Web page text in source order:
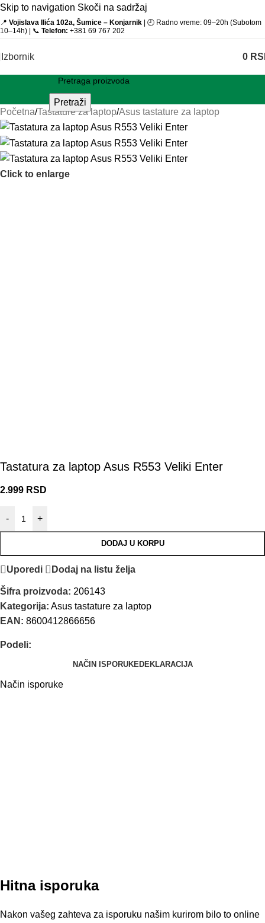
Skip to navigation Skoči na sadržaj
📍 Vojislava Ilića 102a, Šumice – Konjarnik | 🕘 Radno vreme: 09–20h (Subotom
10–14h) | 📞 Telefon: +381 69 767 202
Izbornik 0
Pretraži
Početna/Tastature za laptop/Asus tastature za laptop
Click to enlarge
Tastatura za laptop Asus R553 Veliki Enter
2.999 RSD
- +
DODAJ U KORPU
Uporedi Dodaj na listu želja
Šifra proizvoda: 206143
Kategorija: Asus tastature za laptop
EAN: 8600412866656
Podeli:
NAČIN ISPORUKE DEKLARACIJA
Način isporuke
Hitna isporuka
Nakon vašeg zahteva za isporuku našim kurirom bilo to online